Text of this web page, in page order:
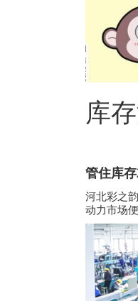
库
管住库
河北彩之
动力市场